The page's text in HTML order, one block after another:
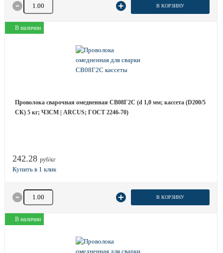
Количество товара В КОРЗИНУ
В наличии
Проволока сварочная омедненная СВ08Г2С (d 1,0 мм; кассета (D200/5
СК) 5 кг; ЧЗСМ | ARCUS; ГОСТ 2246-70)
242.28 руб/кг
Количество товара В КОРЗИНУ
В наличии